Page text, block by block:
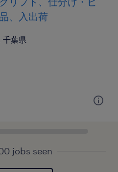
、入出荷
千葉県
jobs seen